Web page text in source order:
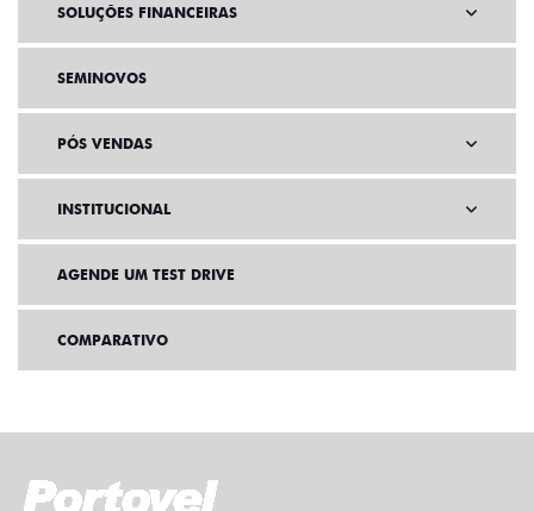
SOLUÇÕES FINANCEIRAS
SEMINOVOS
PÓS VENDAS
INSTITUCIONAL
AGENDE UM TEST DRIVE
COMPARATIVO